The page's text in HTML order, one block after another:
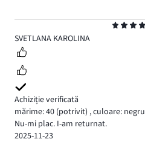
5
SVETLANA KAROLINA
Achiziție verificată
mărime: 40 (potrivit) ,culoare: negru
Nu-mi plac. I-am returnat.
2025-11-23